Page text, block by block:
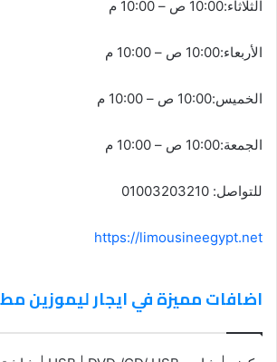
الثلاثاء:10:00 ص – 10:00 م
الأربعاء:10:00 ص – 10:00 م
الخميس:10:00 ص – 10:00 م
الجمعة:10:00 ص – 10:00 م
للتواصل: 01003203210
https://limousineegypt.net
اضافات مميزة في ايجار ليموزين